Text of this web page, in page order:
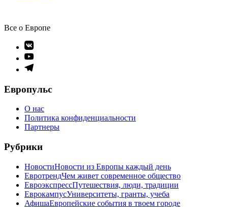
Все о Европе
Элемент
меню
Элемент
меню
Элемент
Европульс
О нас
Политика конфиденциальности
Партнеры
Рубрики
НовостиНовости из Европы каждый день
ЕвротрендЧем живет современное общество
ЕвроэкспрессПутешествия, люди, традиции
ЕврокампусУниверситеты, гранты, учеба
АфишаЕвропейские события в твоем городе